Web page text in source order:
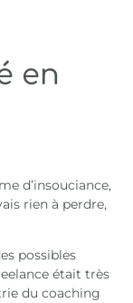
en
d’insouciance,
rien à perdre,
possibles
était très
du coaching